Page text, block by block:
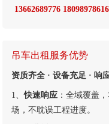
13662689776 18098978616
吊车出租服务优势
资质齐全 · 设备充足 · 响
1、快速响应 ：全域覆盖
场，不耽误工程进度。